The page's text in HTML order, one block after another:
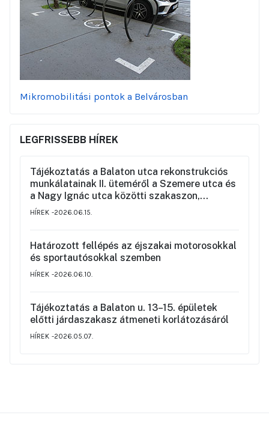
Mikromobilitási pontok a Belvárosban
LEGFRISSEBB HÍREK
Tájékoztatás a Balaton utca rekonstrukciós
munkálatainak II. üteméről a Szemere utca és
a Nagy Ignác utca közötti szakaszon,
valamint a környék ideiglenes forgalmi
HÍREK 2026.06.15.
Határozott fellépés az éjszakai motorosokkal
és sportautósokkal szemben
HÍREK 2026.06.10.
Tájékoztatás a Balaton u. 13–15. épületek
előtti járdaszakasz átmeneti korlátozásáról
HÍREK 2026.05.07.